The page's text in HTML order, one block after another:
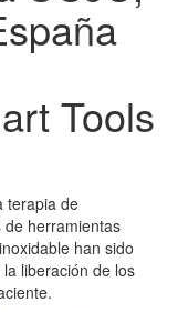
Tools
terapia de
de herramientas
han sido
liberación de los